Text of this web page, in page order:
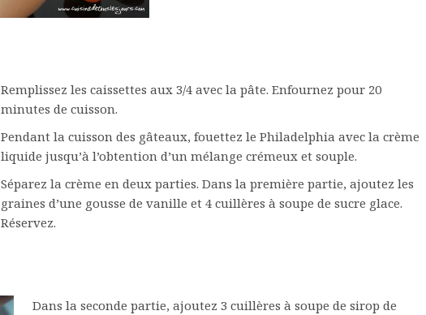
Remplissez les caissettes aux 3/4 avec la pâte. Enfournez pour 20
minutes de cuisson.
Pendant la cuisson des gâteaux, fouettez le Philadelphia avec la crème
liquide jusqu’à l’obtention d’un mélange crémeux et souple.
Séparez la crème en deux parties. Dans la première partie, ajoutez les
graines d’une gousse de vanille et 4 cuillères à soupe de sucre glace.
Réservez.
Dans la seconde partie, ajoutez 3 cuillères à soupe de sirop de